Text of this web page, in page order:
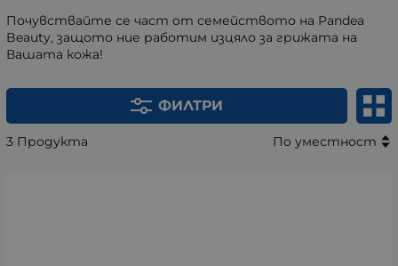
Почувствайте се част от семейството на Pandea
Beauty, защото ние работим изцяло за грижата на
Вашата кожа!
ФИЛТРИ
3 Продукта По уместност